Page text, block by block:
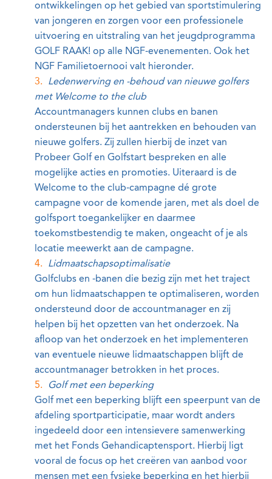
ontwikkelingen op het gebied van sportstimulering
van jongeren en zorgen voor een professionele
uitvoering en uitstraling van het jeugdprogramma
GOLF RAAK! op alle NGF-evenementen. Ook het
NGF Familietoernooi valt hieronder.
Ledenwerving en -behoud van nieuwe golfers
met Welcome to the club
Accountmanagers kunnen clubs en banen
ondersteunen bij het aantrekken en behouden van
nieuwe golfers. Zij zullen hierbij de inzet van
Probeer Golf en Golfstart bespreken en alle
mogelijke acties en promoties. Uiteraard is de
Welcome to the club-campagne dé grote
campagne voor de komende jaren, met als doel de
golfsport toegankelijker en daarmee
toekomstbestendig te maken, ongeacht of je als
locatie meewerkt aan de campagne.
Lidmaatschapsoptimalisatie
Golfclubs en -banen die bezig zijn met het traject
om hun lidmaatschappen te optimaliseren, worden
ondersteund door de accountmanager en zij
helpen bij het opzetten van het onderzoek. Na
afloop van het onderzoek en het implementeren
van eventuele nieuwe lidmaatschappen blijft de
accountmanager betrokken in het proces.
Golf met een beperking
Golf met een beperking blijft een speerpunt van de
afdeling sportparticipatie, maar wordt anders
ingedeeld door een intensievere samenwerking
met het Fonds Gehandicaptensport. Hierbij ligt
vooral de focus op het creëren van aanbod voor
mensen met een fysieke beperking en het hierbij